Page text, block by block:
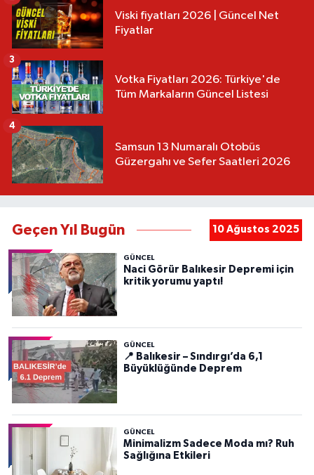
Viski fiyatları 2026 | Güncel Net
Fiyatlar
Votka Fiyatları 2026: Türkiye'de
Tüm Markaların Güncel Listesi
3
Samsun 13 Numaralı Otobüs
Güzergahı ve Sefer Saatleri 2026
4
Geçen Yıl Bugün 10 Ağustos 2025
GÜNCEL
Naci Görür Balıkesir Depremi için
kritik yorumu yaptı!
GÜNCEL
📍 Balıkesir – Sındırgı’da 6,1
Büyüklüğünde Deprem
GÜNCEL
Minimalizm Sadece Moda mı? Ruh
Sağlığına Etkileri